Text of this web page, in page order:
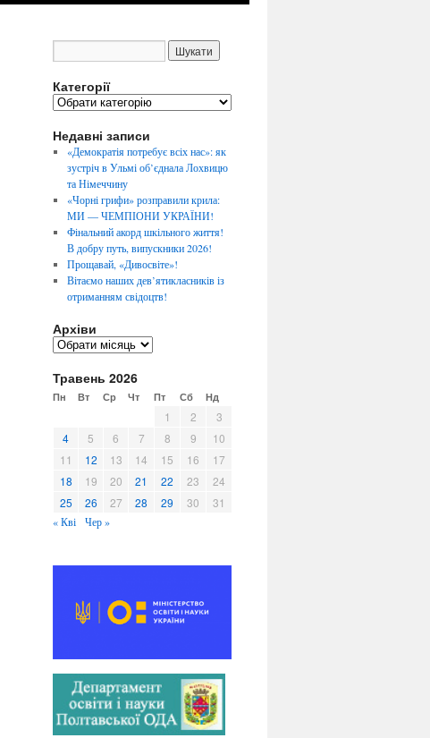
Категорії
К
т
е
р
ї
Недавні записи
«Демократія потребує всіх нас»: як
зустріч в Ульмі об’єднала Лохвицю
та Німеччину
«Чорні грифи» розправили крила:
МИ — ЧЕМПІОНИ УКРАЇНИ!
Фінальний акорд шкільного життя!
В добру путь, випускники 2026!
Прощавай, «Дивосвіте»!
Вітаємо наших дев’ятикласників із
отриманням свідоцтв!
Архіви
А
х
і
Травень 2026
Пн Вт Ср Чт Пт Сб Нд
1 2
3
4
5 6 7 8 9
10
11
12 13 14 15 16
17
18
19 20 21 22 23
24
25
26 27 28 29 30 31
« Кві Чер »